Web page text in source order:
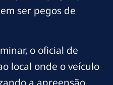
ser pegos de
o oficial de
local onde o veículo